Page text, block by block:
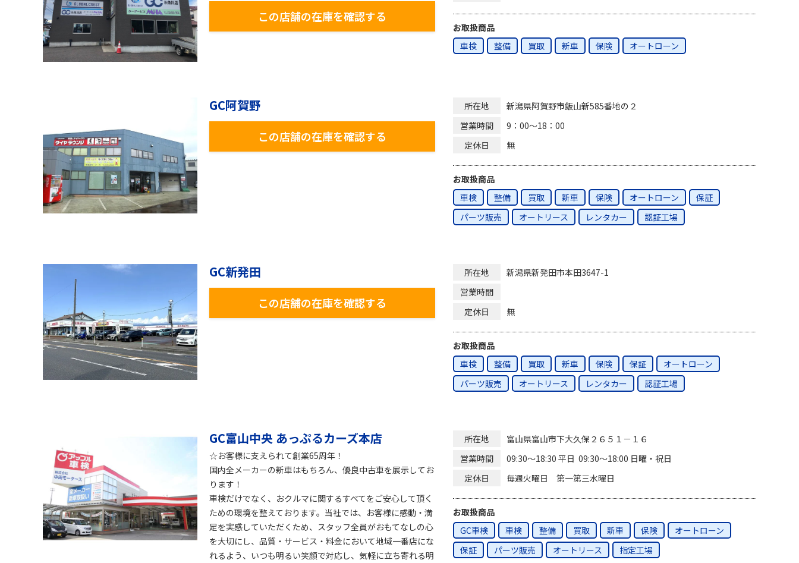
この店舗の在庫を確認する
お取扱商品
車検
整備 買取 新車 保険 オートローン
GC阿賀野
この店舗の在庫を確認する
所在地
新潟県阿賀野市飯山新585番地の２
営業時間
9：00〜18：00
定休日
無
お取扱商品
車検
整備 買取 新車 保険 オートローン
保証
パーツ販売
オートリース レンタカー 認証工場
GC新発田
この店舗の在庫を確認する
所在地
新潟県新発田市本田3647-1
営業時間
定休日
無
お取扱商品
車検
整備 買取 新車 保険 保証
オートローン
パーツ販売
オートリース レンタカー 認証工場
GC富山中央 あっぷるカーズ本店
☆お客様に支えられて創業65周年！
国内全メーカーの新車はもちろん、優良中古車を展示してお
ります！
車検だけでなく、おクルマに関するすべてをご安心して頂く
ための環境を整えております。当社では、お客様に感動・満
足を実感していただくため、スタッフ全員がおもてなしの心
を大切にし、品質・サービス・料金において地域一番店にな
れるよう、いつも明るい笑顔で対応し、気軽に立ち寄れる明
所在地
富山県富山市下大久保２６５１－１６
営業時間
09:30～18:30 平日 09:30～18:00 日曜・祝日
定休日
毎週火曜日 第一第三水曜日
お取扱商品
GC車検
車検 整備 買取 新車 保険
オートローン
保証
パーツ販売 オートリース 指定工場